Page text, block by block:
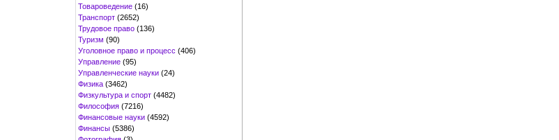
Товароведение (16)
Транспорт (2652)
Трудовое право (136)
Туризм (90)
Уголовное право и процесс (406)
Управление (95)
Управленческие науки (24)
Физика (3462)
Физкультура и спорт (4482)
Философия (7216)
Финансовые науки (4592)
Финансы (5386)